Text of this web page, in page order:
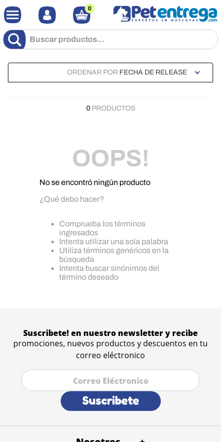
0
Buscar productos...
ORDENAR POR FECHA DE RELEASE
0 PRODUCTOS
OOPS!
No se encontró ningún producto
¿Qué debo hacer?
Comprueba los términos
ingresados
Intenta utilizar una sola palabra
Utiliza términos genéricos en la
búsqueda
Intenta buscar sinónimos del
término deseado
Suscribete! en nuestro newsletter y recibe
promociones, nuevos productos y descuentos en tu
correo eléctronico
Suscribete